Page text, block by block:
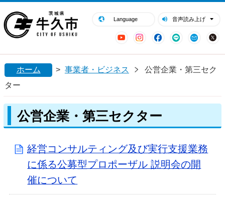
Language 音声読み上げ
YouTubeInstagram
Facebook
LINE Mail
閉じる
ホーム > 事業者・ビジネス
公営企業・第三セク
ター
公営企業・第三セクター
経営コンサルティング及び実行支援業務
に係る公募型プロポーザル 説明会の開
催について